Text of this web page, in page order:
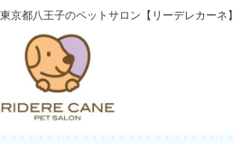
東京都八王子のペットサロン【リーデレカーネ】